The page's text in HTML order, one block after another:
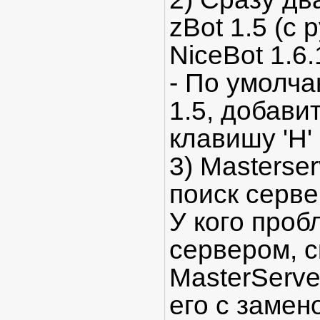
zBot 1.5 (с
NiceBot
- По
1.5,
клавишу 'H'
3)
поиск
У кого
сервером,
его с